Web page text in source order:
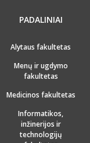
PADALINIAI
Alytaus fakultetas
Menų ir ugdymo
fakultetas
Medicinos fakultetas
Informatikos,
inžinerijos ir
technologijų